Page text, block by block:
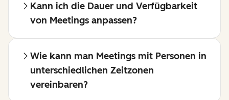
Kann ich die Dauer und Verfügbarkeit
von Meetings anpassen?
Wie kann man Meetings mit Personen in
unterschiedlichen Zeitzonen
vereinbaren?